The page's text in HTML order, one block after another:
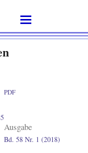
PDF
Ausgabe
Bd. 58 Nr. 1 (2018)